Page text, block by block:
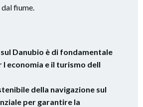
fiume.
Danubio è di fondamentale
economia e il turismo dell
della navigazione sul
per garantire la